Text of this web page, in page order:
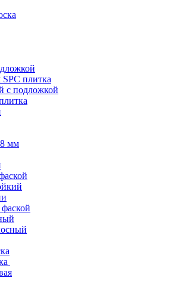
SPC плитка
с подложкой
8 мм